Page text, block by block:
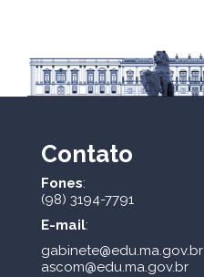
Contato
Fones:
(98) 3194-7791
E-mail:
gabinete@edu.ma.gov.br
ascom@edu.ma.gov.br